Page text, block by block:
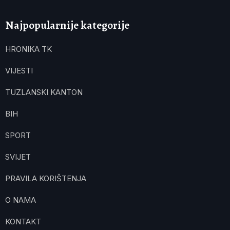
Najpopularnije kategorije
HRONIKA TK
VIJESTI
TUZLANSKI KANTON
BIH
SPORT
SVIJET
PRAVILA KORIŠTENJA
O NAMA
KONTAKT